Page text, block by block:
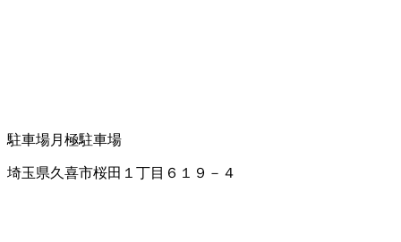
駐車場月極駐車場
埼玉県久喜市桜田１丁目６１９－４